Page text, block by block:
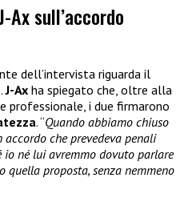
Ax sull’accordo
dell’intervista riguarda il
J-Ax ha spiegato che, oltre alla
professionale, i due firmarono
. “Quando abbiamo chiuso
che prevedeva penali
io né lui avremmo dovuto parlare
proposta, senza nemmeno